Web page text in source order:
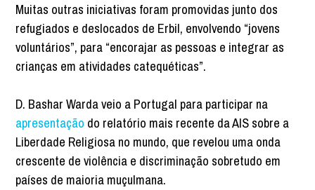
Muitas outras iniciativas foram promovidas junto dos
refugiados e deslocados de Erbil, envolvendo “jovens
voluntários”, para “encorajar as pessoas e integrar as
crianças em atividades catequéticas”.
D. Bashar Warda veio a Portugal para participar na
apresentação do relatório mais recente da AIS sobre a
Liberdade Religiosa no mundo, que revelou uma onda
crescente de violência e discriminação sobretudo em
países de maioria muçulmana.